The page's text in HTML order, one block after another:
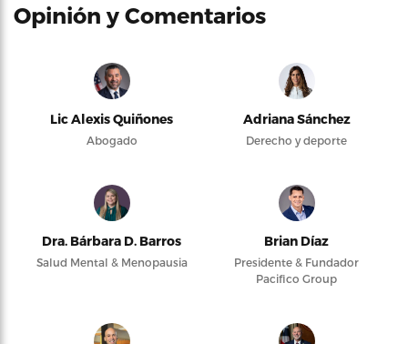
Opinión y Comentarios
Lic Alexis Quiñones
Abogado
Adriana Sánchez
Derecho y deporte
Dra. Bárbara D. Barros
Salud Mental & Menopausia
Brian Díaz
Presidente & Fundador
Pacifico Group